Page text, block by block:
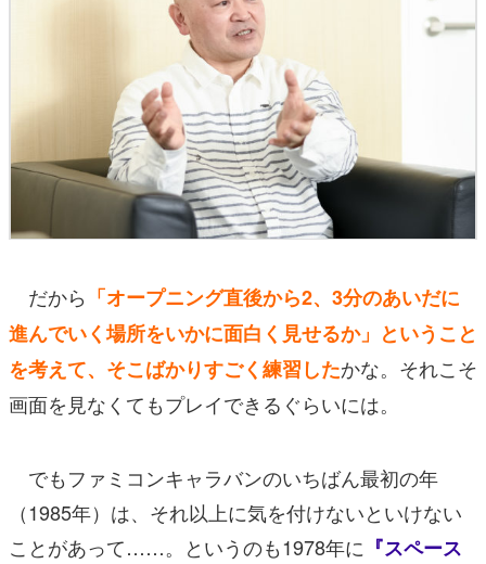
だから 「オープニング直後から2、3分のあいだに
進んでいく場所をいかに面白く見せるか」ということ
を考えて、そこばかりすごく練習したかな。それこそ
画面を見なくてもプレイできるぐらいには。
でもファミコンキャラバンのいちばん最初の年
（1985年）は、それ以上に気を付けないといけない
ことがあって……。というのも1978年に 『スペース